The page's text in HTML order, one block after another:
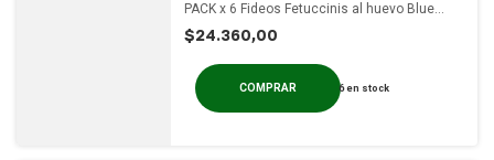
PACK x 6 Fideos Fetuccinis al huevo Blue
$24.360,00
6en stock